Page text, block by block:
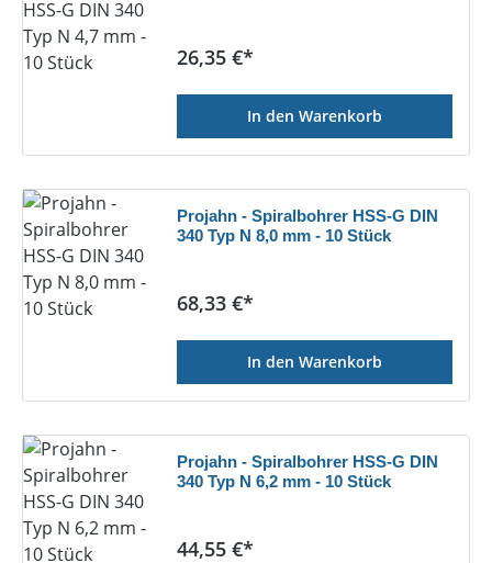
Regulärer Preis:
26,35 €*
In den Warenkorb
Projahn - Spiralbohrer HSS-G DIN
340 Typ N 8,0 mm - 10 Stück
Regulärer Preis:
68,33 €*
In den Warenkorb
Projahn - Spiralbohrer HSS-G DIN
340 Typ N 6,2 mm - 10 Stück
Regulärer Preis:
44,55 €*